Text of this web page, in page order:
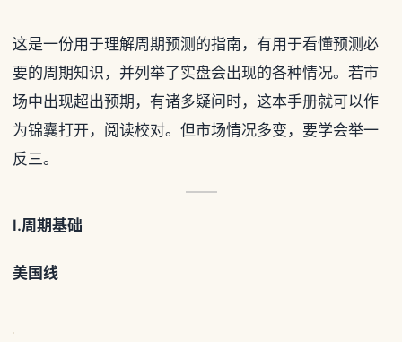
这是一份用于理解周期预测的指南，有用于看懂预测必
要的周期知识，并列举了实盘会出现的各种情况。若市
场中出现超出预期，有诸多疑问时，这本手册就可以作
为锦囊打开，阅读校对。但市场情况多变，要学会举一
反三。
I.周期基础
美国线